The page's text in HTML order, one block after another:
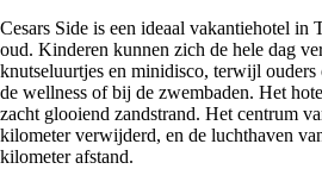
Cesars Side is een ideaal vakantiehotel
oud. Kinderen kunnen zich de hele dag
knutseluurtjes en minidisco, terwijl ouders
de wellness of bij de zwembaden. Het
zacht glooiend zandstrand. Het centrum
kilometer verwijderd, en de luchthaven
kilometer afstand.